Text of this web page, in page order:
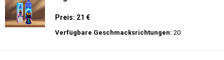
Preis: 21 €
Verfügbare Geschmacksrichtungen: 20